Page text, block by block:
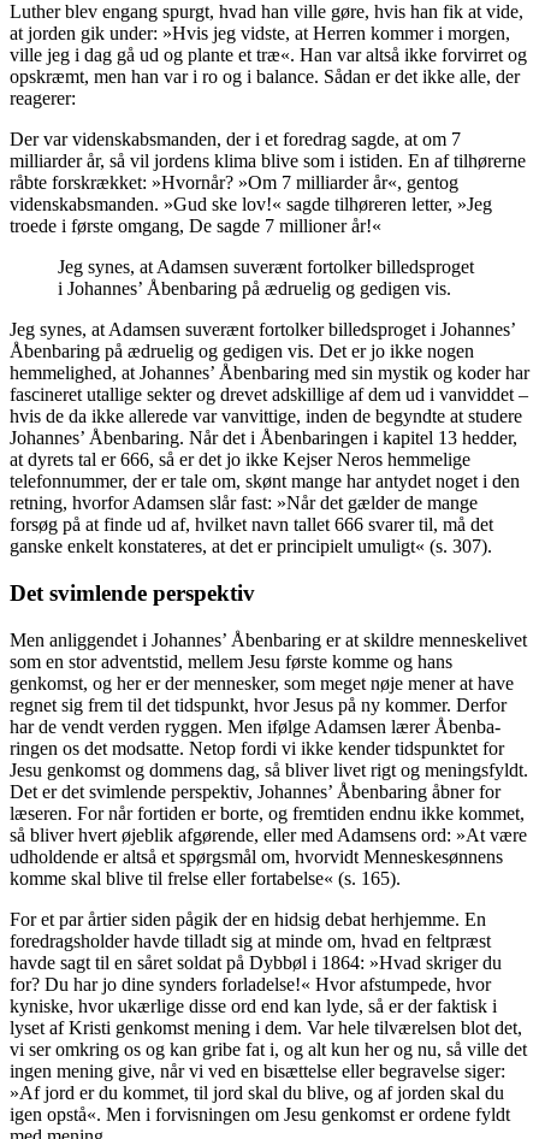
Luther blev engang spurgt, hvad han ville gøre, hvis han fik at vide,
at jorden gik under: »Hvis jeg vidste, at Herren kommer i morgen,
ville jeg i dag gå ud og plante et træ«. Han var altså ikke forvirret og
opskræmt, men han var i ro og i ba­lance. Sådan er det ikke alle, der
reagerer:
Der var videnskabsmanden, der i et fore­drag sagde, at om 7
milliarder år, så vil jordens klima blive som i istiden. En af tilhørerne
råbte forskrækket: »Hvornår? »Om 7 milliarder år«, gentog
videnskabs­manden. »Gud ske lov!« sagde tilhøreren letter, »Jeg
troede i første omgang, De sagde 7 millioner år!«
Jeg synes, at Adamsen suverænt fortol­ker billedsproget
i Johannes’ Åbenbaring på ædruelig og gedigen vis.
Jeg synes, at Adamsen suverænt fortol­ker billedsproget i Johannes’
Åben­baring på ædruelig og gedigen vis. Det er jo ikke nogen
hemmelighed, at Johannes’ Åbenbaring med sin mystik og koder har
fasci­neret utallige sekter og drevet adskillige af dem ud i vanviddet –
hvis de da ikke al­lerede var vanvittige, inden de begyndte at studere
Johannes’ Åbenbaring. Når det i Åbenbaringen i kapitel 13 hedder,
at dyrets tal er 666, så er det jo ikke Kejser Neros hemmelige
telefonnummer, der er tale om, skønt mange har antydet noget i den
retning, hvorfor Adamsen slår fast: »Når det gælder de mange
forsøg på at finde ud af, hvilket navn tallet 666 svarer til, må det
ganske enkelt konstateres, at det er principielt umuligt« (s. 307).
Det svimlende perspektiv
Men anliggendet i Johannes’ Åbenbaring er at skildre menneskelivet
som en stor ad­ventstid, mellem Jesu første komme og hans
genkomst, og her er der mennesker, som meget nøje mener at have
regnet sig frem til det tidspunkt, hvor Jesus på ny kommer. Derfor
har de vendt verden ryggen. Men ifølge Adamsen lærer Åbenba­
ringen os det modsatte. Netop fordi vi ikke kender tidspunktet for
Jesu genkomst og dommens dag, så bliver livet rigt og me­ningsfyldt.
Det er det svimlende perspektiv, Johannes’ Åben­baring åbner for
læseren. For når fortiden er borte, og fremtiden endnu ikke kommet,
så bliver hvert øjeblik afgørende, eller med Adamsens ord: »At være
udholdende er altså et spørgsmål om, hvorvidt Menneske­sønnens
komme skal blive til frelse eller fortabelse« (s. 165).
For et par årtier siden pågik der en hid­sig debat herhjemme. En
foredrags­holder havde tilladt sig at minde om, hvad en feltpræst
havde sagt til en såret soldat på Dybbøl i 1864: »Hvad skriger du
for? Du har jo dine synders forladelse!« Hvor af­stumpede, hvor
kyniske, hvor ukærlige disse ord end kan lyde, så er der faktisk i
lyset af Kristi genkomst mening i dem. Var hele tilværelsen blot det,
vi ser om­kring os og kan gribe fat i, og alt kun her og nu, så ville det
ingen mening give, når vi ved en bisættelse eller begravelse siger:
»Af jord er du kommet, til jord skal du blive, og af jorden skal du
igen opstå«. Men i forvisningen om Jesu genkomst er ordene fyldt